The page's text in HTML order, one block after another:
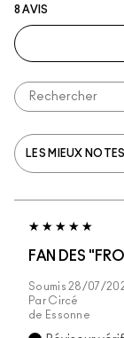
8 AVIS
FAN DES
Soumis 28/07/
Par Circé
de Essonne